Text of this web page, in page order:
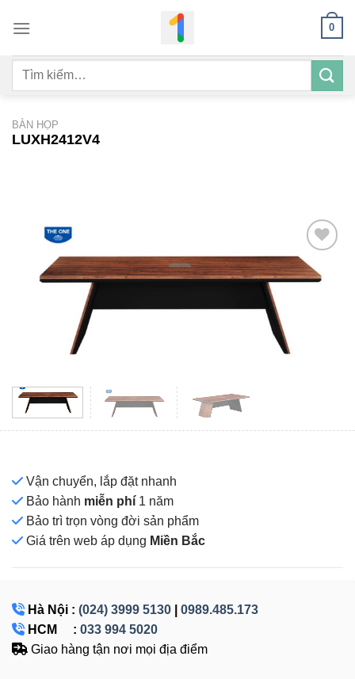
qua
dung
0
Tìm
BÀN HỌP
LUXH2412V4
Vận chuyển, lắp đặt nhanh
Bảo hành miễn phí 1 năm
Bảo trì trọn vòng đời sản phẩm
Giá trên web áp dụng Miền Bắc
Hà Nội : (024) 3999 5130
0989.485.173
HCM : 033 994 5020
Giao hàng tận nơi mọi địa điểm